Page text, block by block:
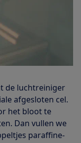
de luchtreiniger
afgesloten cel.
het bloot te
Dan vullen we
paraffine-